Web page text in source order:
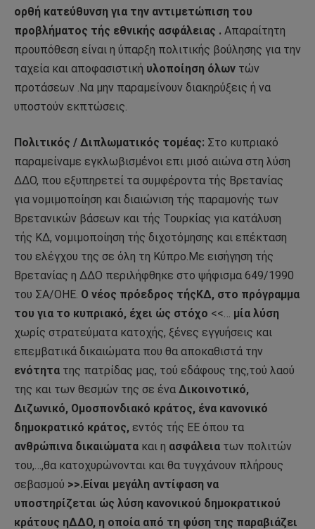
ορθή κατεύθυνση για την αντιμετώπιση του
προβλήματος τής εθνικής ασφάλειας . Απαραίτητη
προυπόθεση είναι η ύπαρξη πολιτικής βούλησης για την
ταχεία και αποφασιστική υλοποίηση όλων τών
προτάσεων .Να μην παραμείνουν διακηρύξεις ή να
υποστούν εκπτώσεις.
Πολιτικός / Διπλωματικός τομέας: Στο κυπριακό
παραμείναμε εγκλωβισμένοι επι μισό αιώνα στη λύση
ΔΔΟ, που εξυπηρετεί τα συμφέροντα τής Βρετανίας
για νομιμοποίηση και διαιώνιση τής παραμονής των
Βρετανικών βάσεων και τής Τουρκίας για κατάλυση
τής ΚΔ, νομιμοποίηση τής διχοτόμησης και επέκταση
του ελέγχου της σε όλη τη Κύπρο.Με εισήγηση τής
Βρετανίας η ΔΔΟ περιλήφθηκε στο ψήφισμα 649/1990
του ΣΑ/ΟΗΕ. Ο νέος πρόεδρος τήςΚΔ, στο πρόγραμμα
του για το κυπριακό, έχει ώς στόχο <<… μία λύση
χωρίς στρατεύματα κατοχής, ξένες εγγυήσεις και
επεμβατικά δικαιώματα που θα αποκαθιστά την
ενότητα της πατρίδας μας, τού εδάφους της,τού λαού
της και των θεσμών της σε ένα Δικοινοτικό,
Διζωνικό, Ομοσπονδιακό κράτος, ένα κανονικό
δημοκρατικό κράτος, εντός τής ΕΕ όπου τα
ανθρώπινα δικαιώματα και η ασφάλεια των πολιτών
του,…,θα κατοχυρώνονται και θα τυγχάνουν πλήρους
σεβασμού >>.Είναι μεγάλη αντίφαση να
υποστηρίζεται ώς λύση κανονικού δημοκρατικού
κράτους ηΔΔΟ, η οποία από τη φύση της παραβιάζει